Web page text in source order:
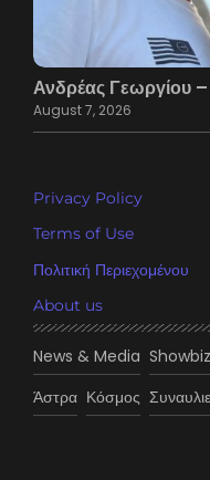
Ανδρέας Γεωργίου
August 7, 2026
Privacy Policy
Terms of Use
Πολιτική Περιεχομένου
About us
News & Media
Άστρα Κόσμος